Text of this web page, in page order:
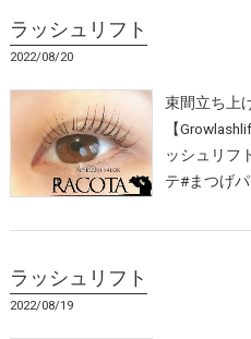
ラッシュリフト
2022/08/20
束間立ち上
【
ッシュリフ
テ#まつげパ
ラッシュリフト
2022/08/19